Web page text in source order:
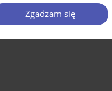
Zgadzam się